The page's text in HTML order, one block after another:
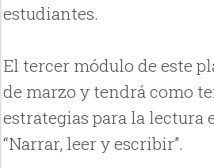
estudiantes.
El tercer módulo de este
de marzo y tendrá como
estrategias para la lectura
“Narrar, leer y escribir”.